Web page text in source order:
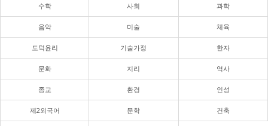
수학 사회 과학
음악 미술 체육
도덕윤리 기술가정 한자
문화 지리 역사
종교 환경 인성
제2외국어 문학 건축